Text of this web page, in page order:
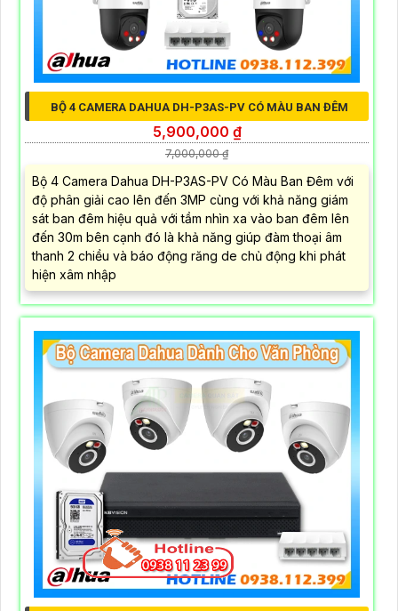
BỘ 4 CAMERA DAHUA DH-P3AS-PV CÓ MÀU BAN ĐÊM
5,900,000 ₫
7,000,000 ₫
Bộ 4 Camera Dahua DH-P3AS-PV Có Màu Ban Đêm với
độ phân giải cao lên đến 3MP cùng với khả năng giám
sát ban đêm hiệu quả với tầm nhìn xa vào ban đêm lên
đến 30m bên cạnh đó là khả năng giúp đàm thoại âm
thanh 2 chiều và báo động răng de chủ động khi phát
hiện xâm nhập